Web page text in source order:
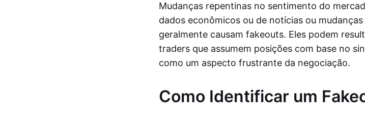
Mudanças repentinas no sentimento do
dados econômicos ou de notícias ou
geralmente causam fakeouts. Eles podem
traders que assumem posições com base no
como um aspecto frustrante da negociação.
Como Identificar um